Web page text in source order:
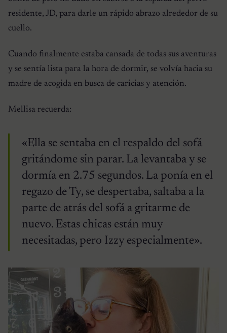
residente, JD, para darle un rápido abrazo alrededor de su
cuello.
Cuando finalmente estaba cansada de todas sus aventuras
y se sentía lista para la hora de dormir, se volvía hacia su
madre de acogida en busca de caricias y atención.
Mellisa recuerda:
«Ella se sentaba en el respaldo del sofá
gritándome sin parar. La levantaba y se
dormía en 2.75 segundos. La ponía en el
regazo de Ty, se despertaba, saltaba a la
parte de atrás del sofá a gritarme de
nuevo. Estas chicas están muy
necesitadas, pero Izzy especialmente».